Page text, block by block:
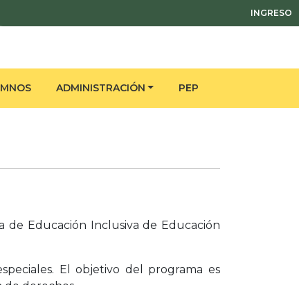
INGRESO
ADMINISTRACIÓN PEP
de Educación Inclusiva de Educación
El objetivo del programa es